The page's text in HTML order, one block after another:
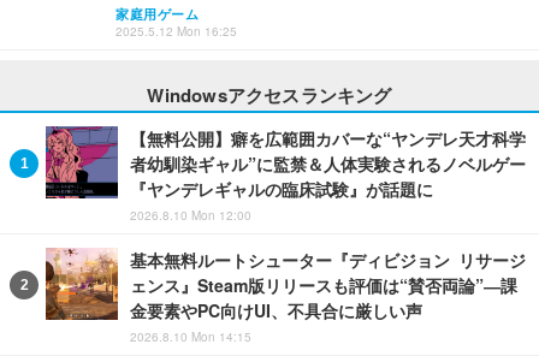
家庭用ゲーム
2025.5.12 Mon 16:25
Windowsアクセスランキング
【無料公開】癖を広範囲カバーな“ヤンデレ天才科学
者幼馴染ギャル”に監禁＆人体実験されるノベルゲー
『ヤンデレギャルの臨床試験』が話題に
2026.8.10 Mon 12:00
基本無料ルートシューター『ディビジョン リサージ
ェンス』Steam版リリースも評価は“賛否両論”―課
金要素やPC向けUI、不具合に厳しい声
2026.8.10 Mon 14:15